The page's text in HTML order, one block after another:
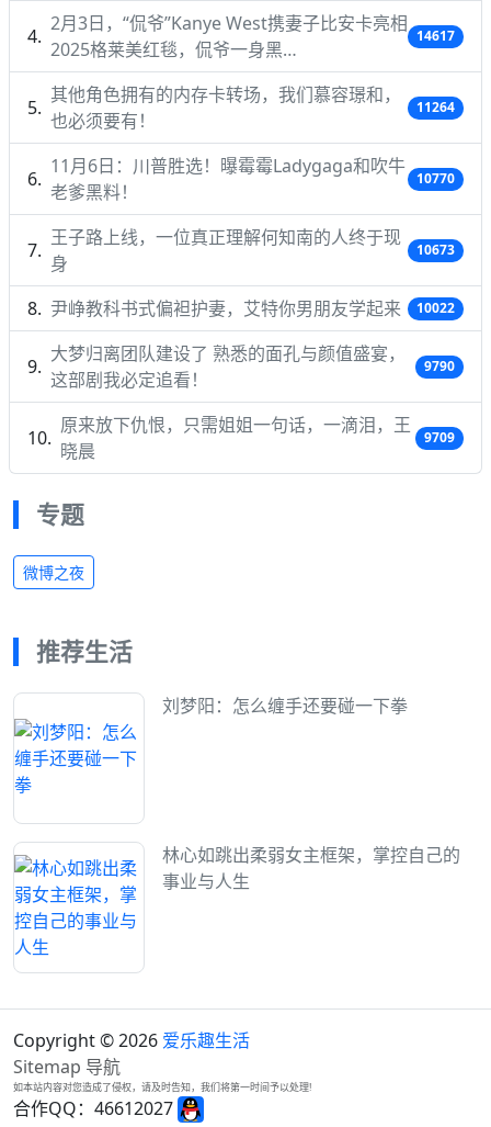
2月3日，“侃爷”Kanye West携妻子比安卡亮相
2025格莱美红毯，侃爷一身黑…
14617
其他角色拥有的内存卡转场，我们慕容璟和，
也必须要有！
11264
11月6日：川普胜选！曝霉霉Ladygaga和吹牛
老爹黑料！
10770
王子路上线，一位真正理解何知南的人终于现
身
10673
尹峥教科书式偏袒护妻，艾特你男朋友学起来 10022
大梦归离团队建设了 熟悉的面孔与颜值盛宴，
这部剧我必定追看！
9790
原来放下仇恨，只需姐姐一句话，一滴泪，王
晓晨
9709
专题
微博之夜
推荐生活
刘梦阳：怎么缠手还要碰一下拳
林心如跳出柔弱女主框架，掌控自己的
事业与人生
Copyright © 2026 爱乐趣生活
Sitemap 导航
如本站内容对您造成了侵权，请及时告知，我们将第一时间予以处理!
合作QQ：46612027